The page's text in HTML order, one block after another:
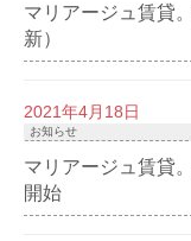
マリアージュ賃貸
新）
2021年4月18日
お知らせ
マリアージュ賃貸
開始